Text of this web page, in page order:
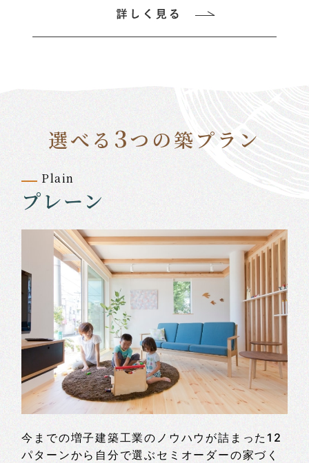
選べる 3つの築プラン
Plain
プレーン
今までの増子建築工業のノウハウが詰まった12
パターンから自分で選ぶセミオーダーの家づく